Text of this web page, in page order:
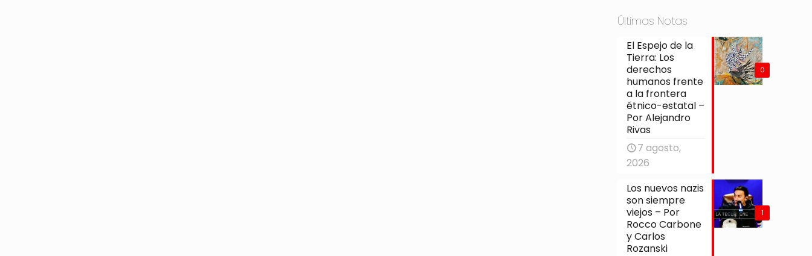
Últimas Notas
0
El Espejo de la
Tierra: Los
derechos
humanos frente
a la frontera
étnico-estatal –
Por Alejandro
Rivas
7 agosto,
2026
1
Los nuevos nazis
son siempre
viejos – Por
Rocco Carbone
y Carlos
Rozanski